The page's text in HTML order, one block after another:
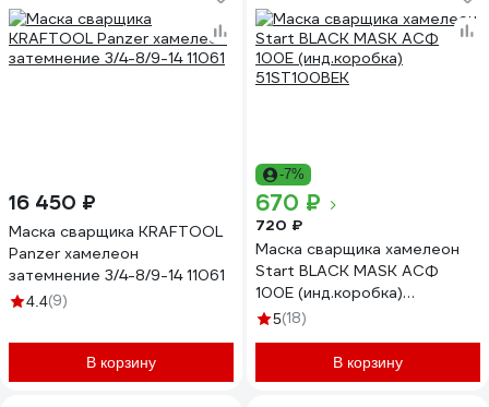
16 450 ₽
Маска сварщика KRAFTOOL
Panzer хамелеон
затемнение 3/4-8/9-14 11061
4.4(9)
В корзину
-7%
670 ₽
720 ₽
Маска сварщика хамелеон
Start BLACK MASK АСФ
100E (инд.коробка)
51ST100BEK
5(18)
В корзину